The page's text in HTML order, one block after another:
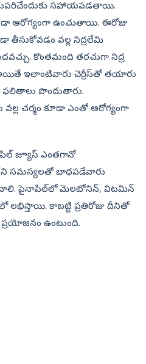
సహాయపడతాయి.
ఆరోగ్యంగా ఉంచుతాయి. ఈరోజు
తీసుకోవడం వల్ల నిద్రలేమి
కొంతమంది తరచుగా నిద్ర
ఇలాంటివారు చెర్రీస్‌తో తయారు
పొందుతారు.
చర్మం కూడా ఎంతో ఆరోగ్యంగా
జ్యూస్‌ ఎంతగానో
సమస్యలతో బాధపడేవారు
పైనాపిల్‌లో మెలటోనిన్, విటమిన్‌
కాబట్టి ప్రతిరోజు దీనితో
ఉంటుంది.